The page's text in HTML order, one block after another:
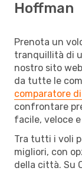
Hoffman
Prenota un
tranquillità di
nostro sito
da tutte le
comparatore
confrontare
facile, veloce
Tra tutti i voli
migliori, con
della città. Su